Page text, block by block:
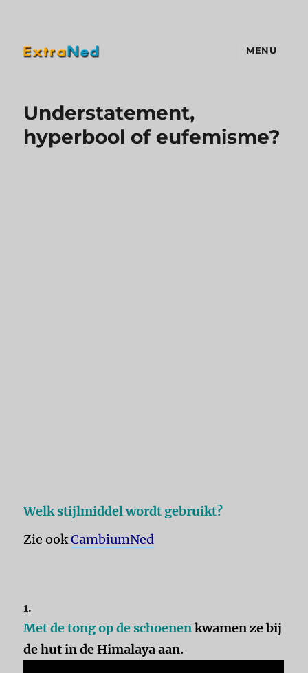
MENU
Understatement,
hyperbool of eufemisme?
Welk stijlmiddel wordt gebruikt?
Zie ookCambiumNed
1.
Met de tong op de schoenenkwamen ze bij
de hut in de Himalaya aan.